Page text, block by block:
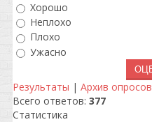
Хорошо
Неплохо
Плохо
Ужасно
Результаты | Архив опросов
Всего ответов: 377
Статистика